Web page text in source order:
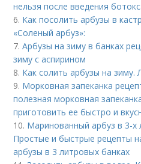
нельзя после введения
6. Как посолить арбузы в
«Соленый арбуз»:
7.Арбузы на зиму в банках
зиму с аспирином
8. Как солить арбузы на
9. Морковная запеканка
полезная морковная
приготовить ее быстро и
10. Маринованный арбуз в 3-х
Простые и быстрые рецепты
арбузы в 3 литровых банках